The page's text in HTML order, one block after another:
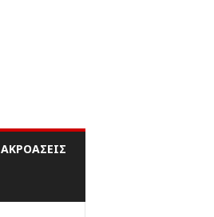
ΑΚΡΟΆΣΕΙΣ